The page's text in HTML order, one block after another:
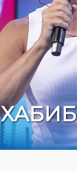
ХАБИБ